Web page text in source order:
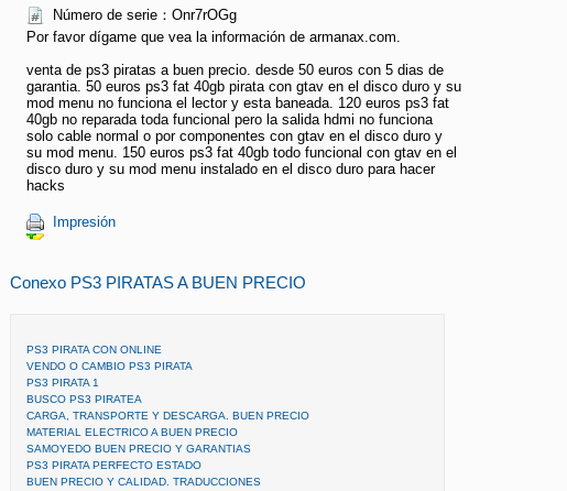
Número de serie：Onr7rOGg
Por favor dígame que vea la información de armanax.com.
venta de ps3 piratas a buen precio. desde 50 euros con 5 dias de
garantia. 50 euros ps3 fat 40gb pirata con gtav en el disco duro y su
mod menu no funciona el lector y esta baneada. 120 euros ps3 fat
40gb no reparada toda funcional pero la salida hdmi no funciona
solo cable normal o por componentes con gtav en el disco duro y
su mod menu. 150 euros ps3 fat 40gb todo funcional con gtav en el
disco duro y su mod menu instalado en el disco duro para hacer
hacks
Impresión
Conexo PS3 PIRATAS A BUEN PRECIO
PS3 PIRATA CON ONLINE
VENDO O CAMBIO PS3 PIRATA
PS3 PIRATA 1
BUSCO PS3 PIRATEA
CARGA, TRANSPORTE Y DESCARGA. BUEN PRECIO
MATERIAL ELECTRICO A BUEN PRECIO
SAMOYEDO BUEN PRECIO Y GARANTIAS
PS3 PIRATA PERFECTO ESTADO
BUEN PRECIO Y CALIDAD. TRADUCCIONES